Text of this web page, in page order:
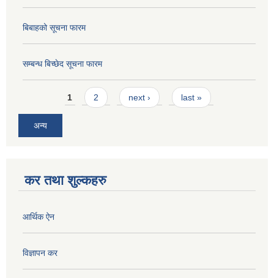
बिबाहको सूचना फारम
सम्बन्ध बिच्छेद सूचना फारम
Pages1 2 next › last »
अन्य
कर तथा शुल्कहरु
आर्थिक ऐन
विज्ञापन कर